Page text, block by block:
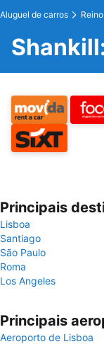
Aluguel de carros
Principais
Lisboa
Santiago
São Paulo
Roma
Los Angeles
Principais
Aeroporto de Lisboa